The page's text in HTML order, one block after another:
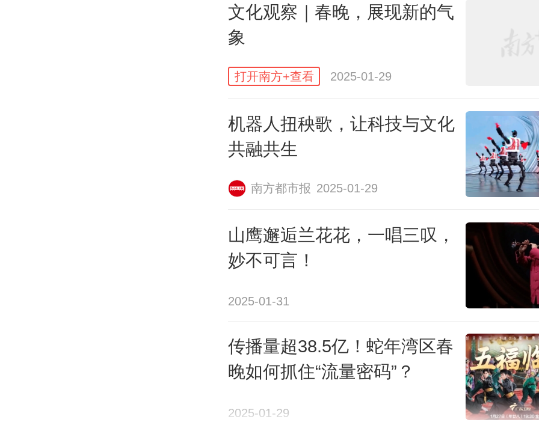
证。而蛇年春晚较好地做到了年度热点
样的嵌入，如在开场表演时李子柒身穿
制的非遗衣饰惊艳亮相，引出了春晚开
及18个人表演的“白蛇传”《借伞》中，虽
意料地在最后的赵雅芝和叶童携手登台
高潮，但其中有机嵌入的各地传统戏曲
护，成为整个小品备受瞩目的真正热点
有时隔一年之后小尼在刘谦的魔术中终
功、年度女性题材热片热剧《小巷人家
东西》等的女主角联袂献唱，再到沈腾
品中“租房遭遇提灯定损”，大大小小的网
在蛇年春晚中俯拾皆是，于观众会心一
以灵活柔软的身姿增强了整台晚会的观
文化观察｜春晚，展现新的气
象
打开南方+查看 2025-01-29
机器人扭秧歌，让科技与文化
共融共生
南方都市报 2025-01-29
山鹰邂逅兰花花，一唱三叹，
妙不可言！
2025-01-31
传播量超38.5亿！蛇年湾区春
晚如何抓住“流量密码”？
2025-01-29